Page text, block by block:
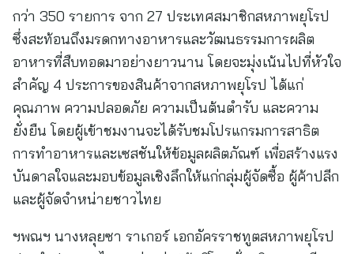
กว่า 350 รายการ จาก 27 ประเทศสมาชิกสหภาพยุโรป
ซึ่งสะท้อนถึงมรดกทางอาหารและวัฒนธรรมการผลิต
อาหารที่สืบทอดมาอย่างยาวนาน โดยจะมุ่งเน้นไปที่หัวใจ
สำคัญ 4 ประการของสินค้าจากสหภาพยุโรป ได้แก่
คุณภาพ ความปลอดภัย ความเป็นต้นตำรับ และความ
ยั่งยืน โดยผู้เข้าชมงานจะได้รับชมโปรแกรมการสาธิต
การทำอาหารและเซสชันให้ข้อมูลผลิตภัณฑ์ เพื่อสร้างแรง
บันดาลใจและมอบข้อมูลเชิงลึกให้แก่กลุ่มผู้จัดซื้อ ผู้ค้าปลีก
และผู้จัดจำหน่ายชาวไทย
ฯพณฯ นางหลุยซา ราเกอร์ เอกอัครราชทูตสหภาพยุโรป